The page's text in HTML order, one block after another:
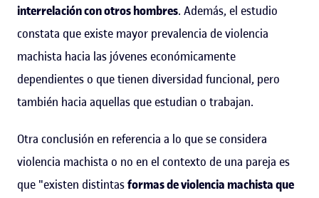
interrelación con otros hombres. Además, el estudio
constata que existe mayor prevalencia de violencia
machista hacia las jóvenes económicamente
dependientes o que tienen diversidad funcional, pero
también hacia aquellas que estudian o trabajan.
Otra conclusión en referencia a lo que se considera
violencia machista o no en el contexto de una pareja es
que "existen distintasformas de violencia machista que